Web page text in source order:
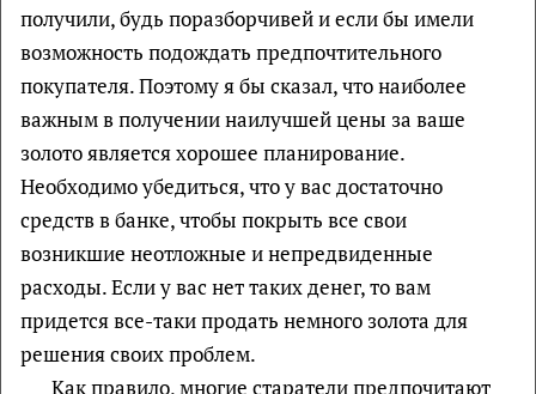
получили, будь поразборчивей и если бы имели
возможность подождать предпочтительного
покупателя. Поэтому я бы сказал, что наиболее
важным в получении наилучшей цены за ваше
золото является хорошее планирование.
Необходимо убедиться, что у вас достаточно
средств в банке, чтобы покрыть все свои
возникшие неотложные и непредвиденные
расходы. Если у вас нет таких денег, то вам
придется все-таки продать немного золота для
решения своих проблем.
Как правило, многие старатели предпочитают